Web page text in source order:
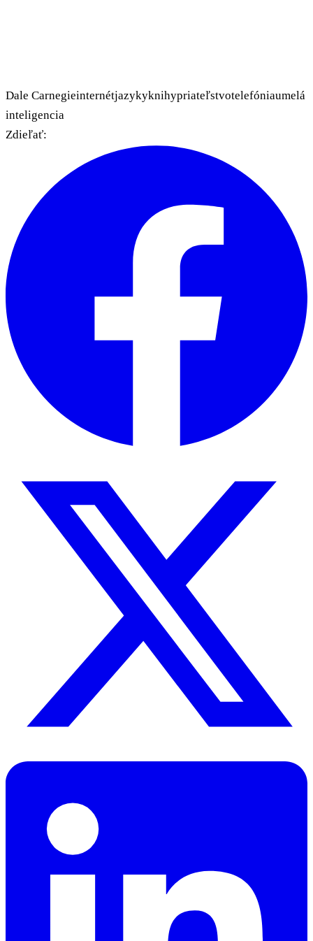
Dale Carnegieinternétjazykyknihypriateľstvotelefóniaumelá
inteligencia
Zdieľať: